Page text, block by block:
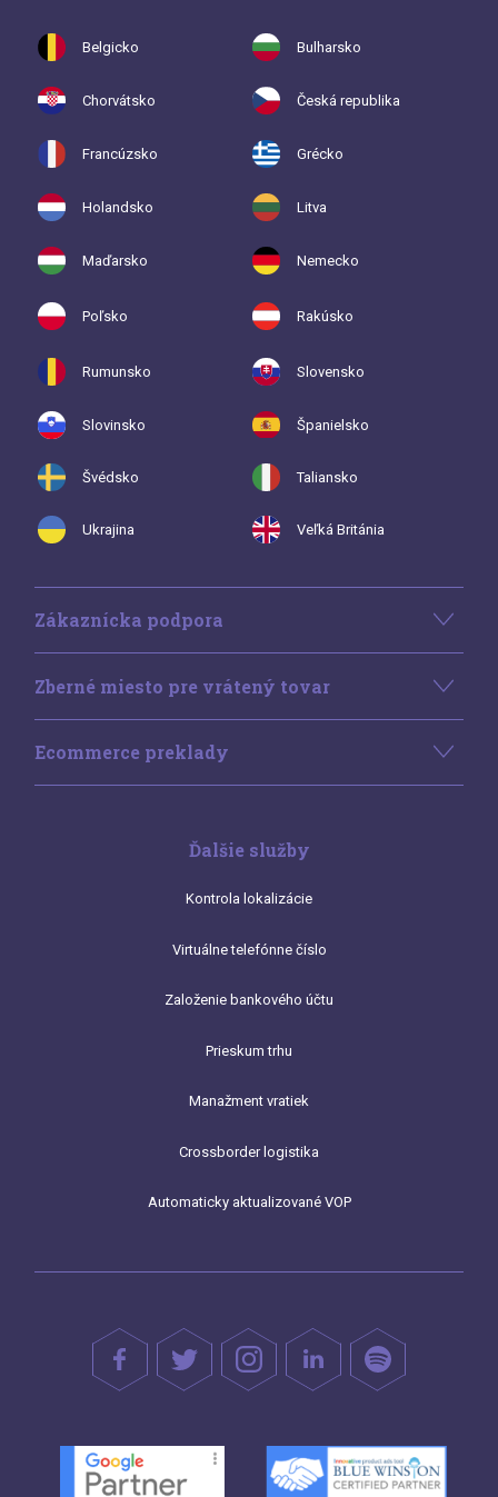
Belgicko Bulharsko
Chorvátsko Česká republika
Francúzsko Grécko
Holandsko Litva
Maďarsko Nemecko
Poľsko Rakúsko
Rumunsko Slovensko
Slovinsko Španielsko
Švédsko Taliansko
Ukrajina Veľká Británia
Zákaznícka podpora
Zberné miesto pre vrátený tovar
Ecommerce preklady
Ďalšie služby
Kontrola lokalizácie
Virtuálne telefónne číslo
Založenie bankového účtu
Prieskum trhu
Manažment vratiek
Crossborder logistika
Automaticky aktualizované VOP